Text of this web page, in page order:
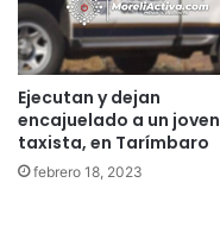
Ejecutan y dejan
encajuelado a un joven
taxista, en Tarímbaro
febrero 18, 2023